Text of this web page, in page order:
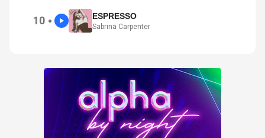
10 ● ESPRESSO
Sabrina Carpenter